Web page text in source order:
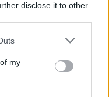
disclose it to other
my
και
πρώτα το